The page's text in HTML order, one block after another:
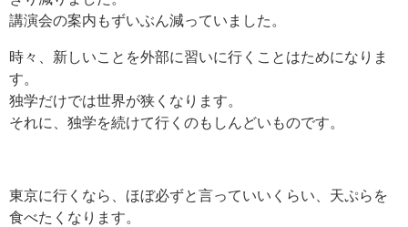
講演会の案内もずいぶん減っていました。
時々、新しいことを外部に習いに行くことはためになりま
す。
独学だけでは世界が狭くなります。
それに、独学を続けて行くのもしんどいものです。
東京に行くなら、ほぼ必ずと言っていいくらい、天ぷらを
食べたくなります。